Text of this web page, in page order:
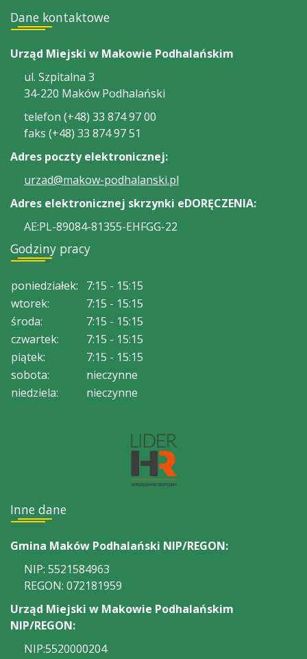
Dane kontaktowe
Urząd Miejski w Makowie Podhalańskim
ul. Szpitalna 3
34-220 Maków Podhalański
telefon (+48) 33 874 97 00
faks (+48) 33 874 97 51
Adres poczty elektronicznej:
urzad@makow-podhalanski.pl
Adres elektronicznej skrzynki eDORĘCZENIA:
AE:PL-89084-81355-EHFGG-22
Godziny pracy
poniedziałek:
7:15 - 15:15
wtorek:
7:15 - 15:15
środa:
7:15 - 15:15
czwartek:
7:15 - 15:15
piątek:
7:15 - 15:15
sobota:
nieczynne
niedziela:
nieczynne
Inne dane
Gmina Maków Podhalański NIP/REGON:
NIP: 5521584963
REGON: 072181959
Urząd Miejski w Makowie Podhalańskim
NIP/REGON:
NIP:5520000204